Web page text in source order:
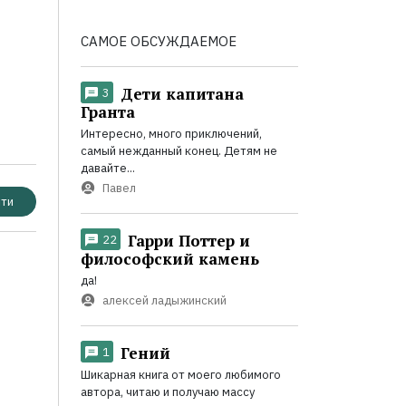
САМОЕ ОБСУЖДАЕМОЕ
3
Дети капитана
Гранта
Интересно, много приключений,
самый нежданный конец. Детям не
давайте...
Павел
22
Гарри Поттер и
философский камень
да!
алексей ладыжинский
1 Гений
Шикарная книга от моего любимого
автора, читаю и получаю массу